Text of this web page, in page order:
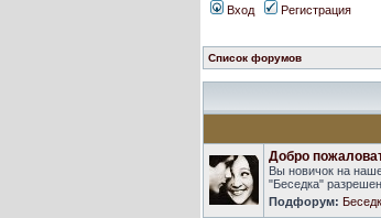
Вход Регистрация
Список форумов
Добро
Вы новичок на
"Беседка"
Подфорум: